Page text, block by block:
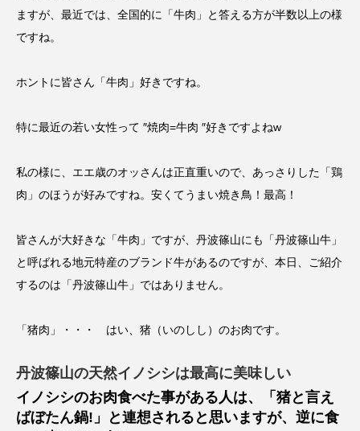
ますが、最近では、全国的に「牛肉」と答える方が半数以上の様
ですね。
ホントに皆さん「牛肉」好きですね。
特に最近の若い女性って ″焼肉=牛肉 ″好きですよねw
私の様に、エエ歳のオッさんは正直重いので、あっさりした「鶏
肉」のほうが好みですね。安くてうまい焼き鳥！最高！
皆さんが大好きな「牛肉」ですが、丹波篠山にも「丹波篠山牛」
と呼ばれる地元特産のブランド牛があるのですが、本日、ご紹介
するのは「丹波篠山牛」ではありません。
「猪肉」・・・ はい、猪（いのしし）のお肉です。
丹波篠山の天然イノシシは最高に美味しい
イノシシのお肉食べた事がある人は、「猪と言え
ばぼたん鍋! 」と連想されると思いますが、逆に食